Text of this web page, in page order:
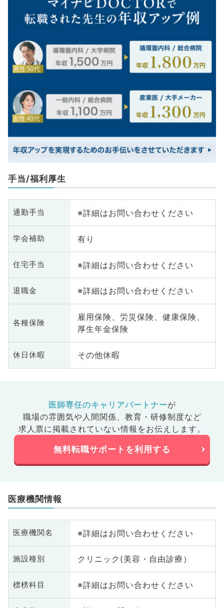
手当/福利厚生
通勤手当 ※詳細はお問い合わせください
学会補助 有り
住宅手当 ※詳細はお問い合わせください
退職金 ※詳細はお問い合わせください
各種保険
雇用保険、労災保険、健康保険、
厚生年金保険
休日休暇 その他休暇
医師専任のキャリアパートナーが
職場の雰囲気や人間関係、 教育・研修制度など
求人票に掲載されていない情報をお伝えします。
無料転職サポートを利用する
医療機関情報
医療機関名 ※詳細はお問い合わせください
施設種別 クリニック(美容・自由診療）
標榜科目 ※詳細はお問い合わせください